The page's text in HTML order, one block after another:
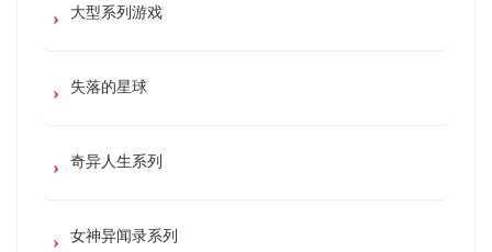
大型系列游戏
失落的星球
奇异人生系列
女神异闻录系列